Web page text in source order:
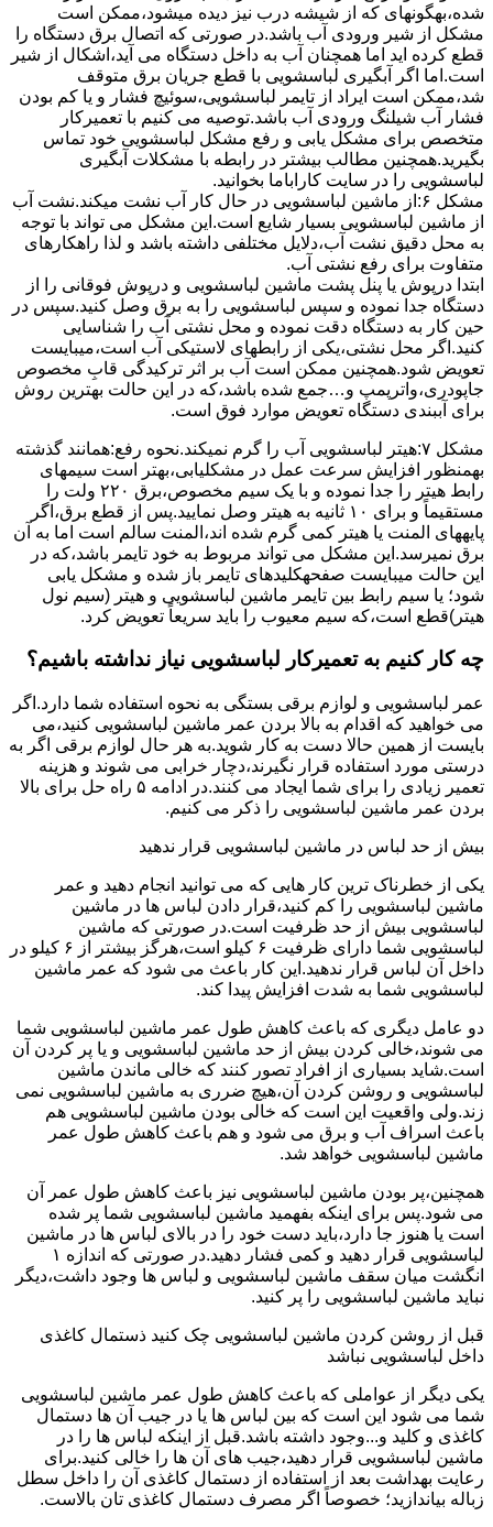
ﺷﺪه،بهگونهای ﮐﻪ از ﺷﯿﺸﻪ درب ﻧﯿﺰ دﯾﺪه میشود،ممکن است
مشکل از شیر ورودی آب باشد.در صورتی که اتصال برق دستگاه را
قطع کرده اید اما همچنان آب به داخل دستگاه می آید،اشکال از شیر
است.اما اگر آبگیری لباسشویی با قطع جریان برق متوقف
شد،ممکن است ایراد از تایمر لباسشویی،سوئیچ فشار و یا کم بودن
فشار آب شیلنگ ورودی آب باشد.توصیه می کنیم با تعمیرکار
متخصص برای مشکل یابی و رفع مشکل لباسشویی خود تماس
بگیرید.همچنین مطالب بیشتر در رابطه با مشکلات آبگیری
لباسشویی را در سایت کاراباما بخوانید.
مشکل ۶:از ﻣﺎﺷﯿﻦ لباسشویی در ﺣﺎل ﮐﺎر آب ﻧﺸﺖ میکند.نشت آب
از ماشین لباسشویی بسیار شایع است.این مشکل می تواند با توجه
به محل دقیق نشت آب،دلایل مختلفی داشته باشد و لذا راهکارهای
متفاوت برای رفع نشتی آب.
ابتدا درپوش یا پنل ﭘﺸﺖ ﻣﺎﺷﯿﻦ لباسشویی و درپوش ﻓﻮﻗﺎﻧﯽ را از
دستگاه ﺟﺪا ﻧﻤﻮده و ﺳﭙﺲ لباسشویی را ﺑﻪ ﺑﺮق وصل ﮐﻨﯿﺪ.سپس در
حین کار به دستگاه دقت نموده و ﻣﺤﻞ نشتی آب را ﺷﻨﺎﺳﺎﯾﯽ
کنید.اﮔﺮ ﻣﺤﻞ نشتی،ﯾﮑﯽ از رابطهای ﻻﺳﺘﯿﮑﯽ آب اﺳﺖ،میبایست
ﺗﻌﻮﯾﺾ شود.همچنین ﻣﻤﮑﻦ اﺳﺖ آب بر اثر ﺗﺮﮐﯿﺪﮔﯽ قابِ ﻣﺨﺼﻮص
ﺟﺎﭘﻮدری،واترپمپ و…جمع شده ﺑﺎﺷﺪ،ﮐﻪ در این حالت بهترین روش
برای آببندی دستگاه ﺗﻌﻮﯾﺾ ﻣﻮارد ﻓﻮق اﺳﺖ.
مشکل ۷:ﻫﯿﺘﺮ لباسشویی آب را ﮔﺮم نمیکند.نحوه رﻓﻊ:ﻫﻤﺎﻧﻨﺪ ﮔﺬﺷﺘﻪ
بهمنظور اﻓﺰاﯾﺶ ﺳﺮﻋﺖ ﻋﻤﻞ در مشکلیابی،بهتر است سیمهای
راﺑﻂ ﻫﯿﺘﺮ را ﺟﺪا ﻧﻤﻮده و ﺑﺎ ﯾﮏ ﺳﯿﻢ ﻣﺨﺼﻮص،برق ۲۲۰ ولت را
مستقیماً و برای ۱۰ ﺛﺎﻧﯿﻪ ﺑﻪ ﻫﯿﺘﺮ وصل نمایید.ﭘﺲ از ﻗﻄﻊ ﺑﺮق،اﮔﺮ
پایههای اﻟﻤﻨﺖ یا هیتر کمی ﮔﺮم ﺷﺪه اند،اﻟﻤﻨﺖ ﺳﺎﻟﻢ است اما ﺑﻪ آن
ﺑﺮق نمیرسد.اﯾﻦ ﻣﺸﮑﻞ می تواند مربوط به ﺧﻮد ﺗﺎﯾﻤﺮ باشد،ﮐﻪ در
این حالت میبایست صفحهکلیدهای ﺗﺎﯾﻤﺮ باز شده و مشکل یابی
شود؛ ﯾﺎ ﺳﯿﻢ راﺑﻂ ﺑﯿﻦ ﺗﺎﯾﻤﺮ ماشین لباسشویی و ﻫﯿﺘﺮ (سیم ﻧﻮل
ﻫﯿﺘﺮ)ﻗﻄﻊ اﺳﺖ،ﮐﻪ ﺳﯿﻢ ﻣﻌﯿﻮب را ﺑﺎﯾﺪ سریعاً ﺗﻌﻮﯾﺾ کرد.
چه کار کنیم به تعمیرکار لباسشویی نیاز نداشته باشیم؟
عمر لباسشویی و لوازم برقی بستگی به نحوه استفاده شما دارد.اگر
می خواهید که اقدام به بالا بردن عمر ماشین لباسشویی کنید،می
بایست از همین حالا دست به کار شوید.به هر حال لوازم برقی اگر به
درستی مورد استفاده قرار نگیرند،دچار خرابی می شوند و هزینه
تعمیر زیادی را برای شما ایجاد می کنند.در ادامه ۵ راه حل برای بالا
بردن عمر ماشین لباسشویی را ذکر می کنیم.
بیش از حد لباس در ماشین لباسشویی قرار ندهید
یکی از خطرناک ترین کار هایی که می توانید انجام دهید و عمر
ماشین لباسشویی را کم کنید،قرار دادن لباس ها در ماشین
لباسشویی بیش از حد ظرفیت است.در صورتی که ماشین
لباسشویی شما دارای ظرفیت ۶ کیلو است،هرگز بیشتر از ۶ کیلو در
داخل آن لباس قرار ندهید.این کار باعث می شود که عمر ماشین
لباسشویی شما به شدت افزایش پیدا کند.
دو عامل دیگری که باعث کاهش طول عمر ماشین لباسشویی شما
می شوند،خالی کردن بیش از حد ماشین لباسشویی و یا پر کردن آن
است.شاید بسیاری از افراد تصور کنند که خالی ماندن ماشین
لباسشویی و روشن کردن آن،هیچ ضرری به ماشین لباسشویی نمی
زند.ولی واقعیت این است که خالی بودن ماشین لباسشویی هم
باعث اسراف آب و برق می شود و هم باعث کاهش طول عمر
ماشین لباسشویی خواهد شد.
همچنین،پر بودن ماشین لباسشویی نیز باعث کاهش طول عمر آن
می شود.پس برای اینکه بفهمید ماشین لباسشویی شما پر شده
است یا هنوز جا دارد،باید دست خود را در بالای لباس ها در ماشین
لباسشویی قرار دهید و کمی فشار دهید.در صورتی که اندازه ۱
انگشت میان سقف ماشین لباسشویی و لباس ها وجود داشت،دیگر
نباید ماشین لباسشویی را پر کنید.
قبل از روشن کردن ماشین لباسشویی چک کنید ذستمال کاغذی
داخل لباسشویی نباشد
یکی دیگر از عواملی که باعث کاهش طول عمر ماشین لباسشویی
شما می شود این است که بین لباس ها یا در جیب آن ها دستمال
کاغذی و کلید و...وجود داشته باشد.قبل از اینکه لباس ها را در
ماشین لباسشویی قرار دهید،جیب های آن ها را خالی کنید.برای
رعایت بهداشت بعد از استفاده از دستمال کاغذی آن را داخل سطل
زباله بیاندازید؛ خصوصاً اگر مصرف دستمال کاغذی تان بالاست.